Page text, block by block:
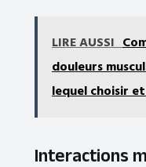
LIRE AUSSI
douleurs
lequel choisir
Interactions